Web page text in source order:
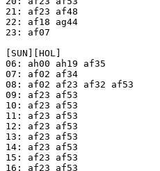
21: af23 af48
22: af18 ag44
23: af07
[SUN][HOL]
06: ah00 ah19 af35
07: af02 af34
08: af02 af23 af32 af53
09: af23 af53
10: af23 af53
11: af23 af53
12: af23 af53
13: af23 af53
14: af23 af53
15: af23 af53
16: af23 af53